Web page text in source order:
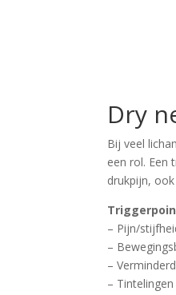
Dry
Bij veel
een rol. Een
drukpijn,
– Pijn/
–
–
–